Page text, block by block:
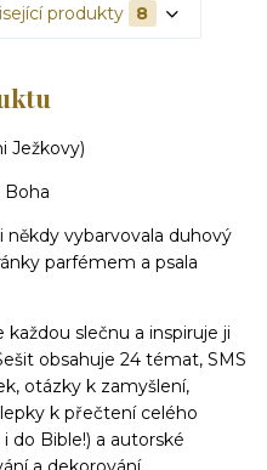
produkty 8
Ježkovy)
Boha
někdy vybarvovala duhový
parfémem a psala
slečnu a inspiruje ji
obsahuje 24 témat, SMS
otázky k zamyšlení,
k přečtení celého
do Bible!) a autorské